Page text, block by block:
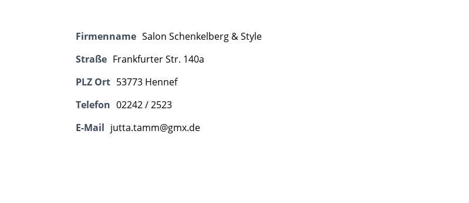
Firmenname Salon Schenkelberg & Style
Straße Frankfurter Str. 140a
PLZ Ort 53773 Hennef
Telefon 02242 / 2523
E-Mail jutta.tamm@gmx.de